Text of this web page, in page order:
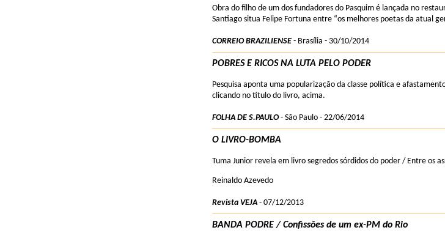
Obra do filho de um dos fundadores do Pasquim é lançada no
Santiago situa Felipe Fortuna entre “os melhores poetas da atual
CORREIO BRAZILIENSE - Brasília - 30/10/2014
POBRES E RICOS NA LUTA PELO PODER
Pesquisa aponta uma popularização da classe política e
clicando no título do livro, acima.
FOLHA DE S.PAULO- São Paulo - 22/06/2014
O LIVRO-BOMBA
Tuma Junior revela em livro segredos sórdidos do poder / Entre os
Reinaldo Azevedo
Revista VEJA - 07/12/2013
BANDA PODRE / Confissões de um ex-PM do Rio